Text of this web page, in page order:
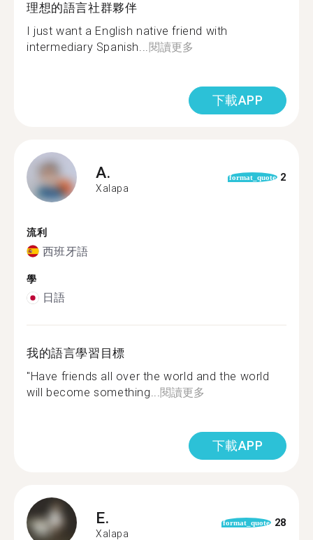
理想的語言社群夥伴
I just want a English native friend with
intermediary Spanish...閱讀更多
下載APP
A.
Xalapa
format_quote 2
流利
西班牙語
學
日語
我的語言學習目標
"Have friends all over the world and the world
will become something...閱讀更多
下載APP
E.
Xalapa
format_quote 28